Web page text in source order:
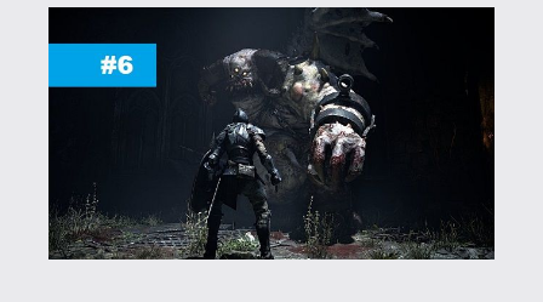
Szerintem abszolút, nekem kábé pont
azt nyújtotta amit szerettem volna
2020-ban egy újragondolt FF7-től."